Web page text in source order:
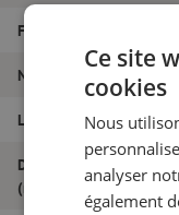
Fibretype
Nombre de fibres
Longueur
Diamètre extérieur
(mm)
Ce site
cookies
Nous
analyser
également